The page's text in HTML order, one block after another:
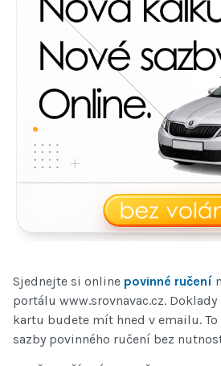
Sjednejte si online povinné ručení
portálu www.srovnavac.cz.
kartu budete mít hned v emailu. To
sazby povinného ručení bez